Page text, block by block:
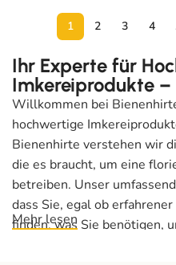
1 2 3 4
Ihr Experte für
Imkereiprodukte –
Willkommen bei
hochwertige
Bienenhirte verstehen wir
die es braucht, um eine
betreiben. Unser
dass Sie, egal ob
finden, was Sie benötigen,
Mehr lesen